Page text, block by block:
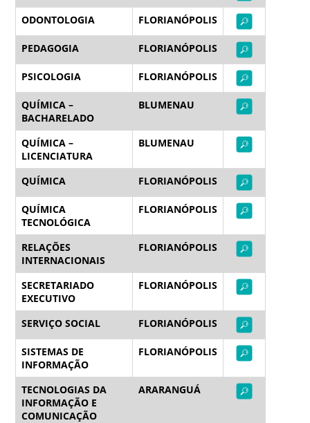
ODONTOLOGIA FLORIANÓPOLIS
PEDAGOGIA FLORIANÓPOLIS
PSICOLOGIA FLORIANÓPOLIS
QUÍMICA –
BACHARELADO
BLUMENAU
QUÍMICA –
LICENCIATURA
BLUMENAU
QUÍMICA FLORIANÓPOLIS
QUÍMICA
TECNOLÓGICA
FLORIANÓPOLIS
RELAÇÕES
INTERNACIONAIS
FLORIANÓPOLIS
SECRETARIADO
EXECUTIVO
FLORIANÓPOLIS
SERVIÇO SOCIAL FLORIANÓPOLIS
SISTEMAS DE
INFORMAÇÃO
FLORIANÓPOLIS
TECNOLOGIAS DA
INFORMAÇÃO E
COMUNICAÇÃO
ARARANGUÁ